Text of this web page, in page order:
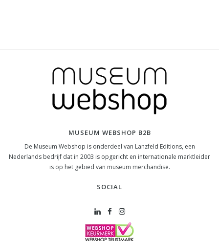
MUSEUM WEBSHOP B2B
De Museum Webshop is onderdeel van Lanzfeld Editions, een
Nederlands bedrijf dat in 2003 is opgericht en internationale marktleider
is op het gebied van museum merchandise.
SOCIAL